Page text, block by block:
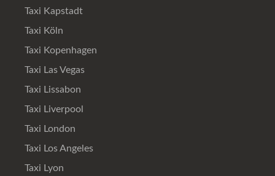
Taxi Kapstadt
Taxi Köln
Taxi Kopenhagen
Taxi Las Vegas
Taxi Lissabon
Taxi Liverpool
Taxi London
Taxi Los Angeles
Taxi Lyon